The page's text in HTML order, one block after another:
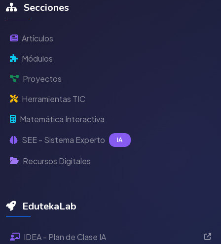
Secciones
Artículos
Módulos
Proyectos
Herramientas TIC
Matemática Interactiva
SEE - Sistema Experto IA
Recursos Digitales
EdutekaLab
IDEA - Plan de Clase IA